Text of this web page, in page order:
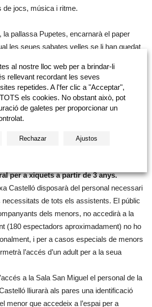
de jocs, música i ritme.
la pallassa Pupetes, encarnarà el paper
les seues sabates velles se li han quedat
Són les sabates que ha utilitzat fins ara, tan
ha arribat l’hora de trobar uns nous,
forma, la música i el ritme seran
Pupetes en un llarg camí de descobriments
es va fent major i ha de ser independent i
per a xiquets a partir de 3 anys.
Castelló disposarà del personal necessari
necessitats de tots els assistents. El públic
dels menors, no accedirà a la
(180 espectadors aproximadament) no ho
i per a casos especials de menors
l’accés d’un adult per a la seua
a la Sala San Miguel el personal de la
lliurarà als pares una identificació
menor que accedeix a l’espai per a
al nostre lloc web per a brindar-li
rellevant recordant les seves
repetides. A l'fer clic a "Acceptar",
els cookies. No obstant això, pot
de galetes per proporcionar un
Rechazar Ajustos